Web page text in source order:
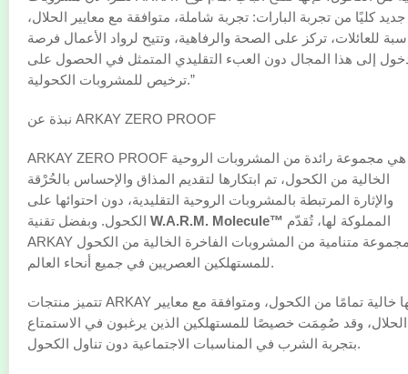
جديد كليًا من تجربة البارات: تجربة شاملة، متوافقة مع معايير الحلال،
للعائلات، تركز على الصحة والرفاهية، وتتيح لرواد الأعمال فرصة
إلى هذا المجال دون العبء التقليدي المتمثل في الحصول على
ترخيص للمشروبات الكحولية.”
نبذة عن ARKAY ZERO PROOF
ARKAY ZERO PROOF هي مجموعة رائدة من المشروبات الروحية
الخالية من الكحول، تم ابتكارها لتقديم المذاق والإحساس بالحُرْقة
والإثارة المرتبطة بالمشروبات الروحية التقليدية، دون احتوائها على
W.A.R.M. Molecule™
ARKAY مجموعة متنامية من المشروبات الفاخرة الخالية من الكحول
للمستهلكين العصريين في جميع أنحاء العالم.
تتميز منتجات ARKAY بأنها خالية تمامًا من الكحول، ومتوافقة مع معايير
الحلال، وقد صُمِمَت خصيصًا للمستهلكين الذين يرغبون في الاستمتاع
بتجربة الشرب في المناسبات الاجتماعية دون تناول الكحول.